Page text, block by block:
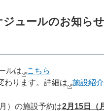
ュールのお知らせ
ルは
こちら
わります。詳細は
施設紹介
）の施設予約は2月15日（